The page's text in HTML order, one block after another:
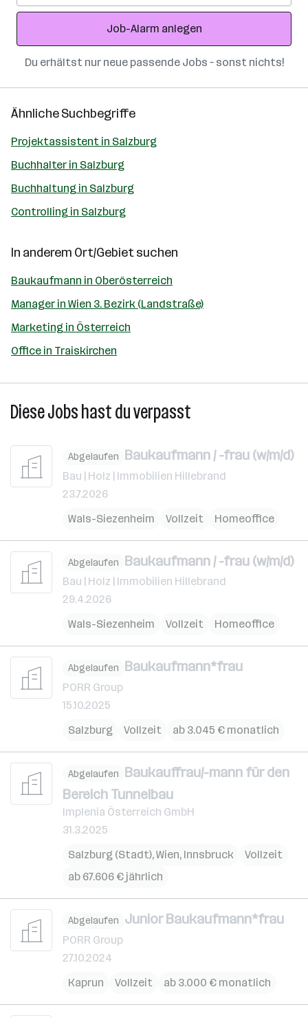
Adresse
Job-Alarm anlegen
Du erhältst nur neue passende Jobs – sonst nichts!
Ähnliche Suchbegriffe
Projektassistent in Salzburg
Buchhalter in Salzburg
Buchhaltung in Salzburg
Controlling in Salzburg
In anderem Ort/Gebiet suchen
Baukaufmann in Oberösterreich
Manager in Wien 3. Bezirk (Landstraße)
Marketing in Österreich
Office in Traiskirchen
Diese Jobs hast du verpasst
Abgelaufen Baukaufmann / -frau (w/m/d)
Bau | Holz | Immobilien Hillebrand
23.7.2026
Wals-Siezenheim
Vollzeit Homeoffice
Abgelaufen Baukaufmann / -frau (w/m/d)
Bau | Holz | Immobilien Hillebrand
29.4.2026
Wals-Siezenheim
Vollzeit Homeoffice
Abgelaufen Baukaufmann*frau
PORR Group
15.10.2025
Salzburg
Vollzeit ab 3.045 € monatlich
Abgelaufen Baukauffrau/-mann für den
Bereich Tunnelbau
Implenia Österreich GmbH
31.3.2025
Salzburg (Stadt),Wien, Innsbruck
Vollzeit
ab 67.606 € jährlich
Abgelaufen Junior Baukaufmann*frau
PORR Group
27.10.2024
Kaprun
Vollzeit ab 3.000 € monatlich